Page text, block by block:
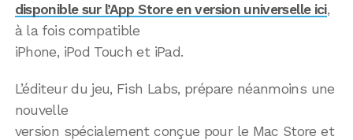
disponible sur l’App Store en version universelle ici,
à la fois compatible
iPhone, iPod Touch et iPad.
L’éditeur du jeu, Fish Labs, prépare néanmoins une
nouvelle
version spécialement conçue pour le Mac Store et